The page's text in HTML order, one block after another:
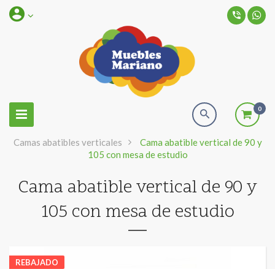
Toggle
navigation
0
Camas abatibles verticales >
Cama abatible vertical de 90 y
105 con mesa de estudio
Cama abatible vertical de 90 y
105 con mesa de estudio
REBAJADO